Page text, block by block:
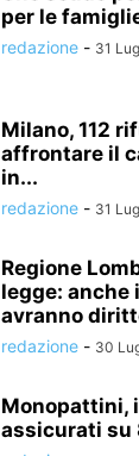
per le
redazione - 31
Milano, 112
affrontare il
in...
redazione - 31
Regione
legge: anche
avranno
redazione - 30
Monopattini,
assicurati su